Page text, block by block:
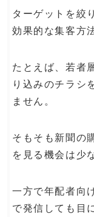
ターゲットを絞
効果的な集客方
たとえば、若者
り込みのチラシ
ません。
そもそも新聞の
を見る機会は少
一方で年配者向
で発信しても目